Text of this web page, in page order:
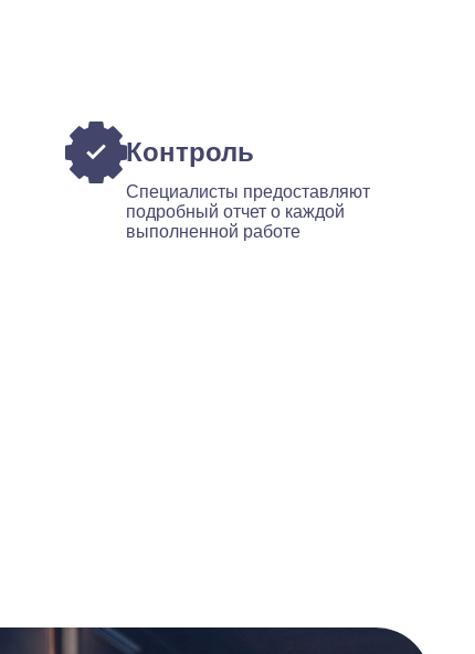
Контроль
Специалисты предоставляют
подробный отчет о каждой
выполненной работе